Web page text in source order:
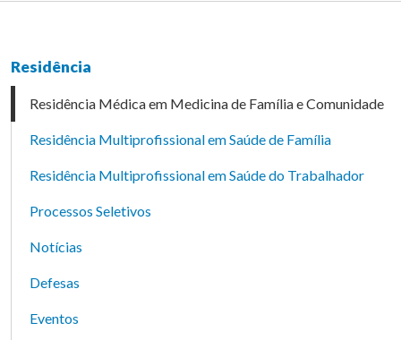
Residência
Residência Médica em Medicina de Família e Comunidade
Residência Multiprofissional em Saúde de Família
Residência Multiprofissional em Saúde do Trabalhador
Processos Seletivos
Notícias
Defesas
Eventos